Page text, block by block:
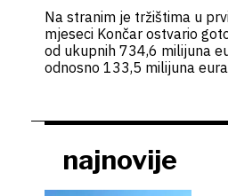
Na stranim je tržištima u
mjeseci Končar ostvario
od ukupnih 734,6 milijuna
odnosno 133,5 milijuna
najnovije